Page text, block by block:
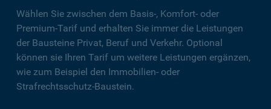
Wählen Sie zwischen dem Basis-, Komfort- oder
Premium-Tarif und erhalten Sie immer die Leistungen
der Bausteine Privat, Beruf und Verkehr. Optional
können sie Ihren Tarif um weitere Leistungen ergänzen,
wie zum Beispiel den Immobilien- oder
Strafrechtsschutz-Baustein.